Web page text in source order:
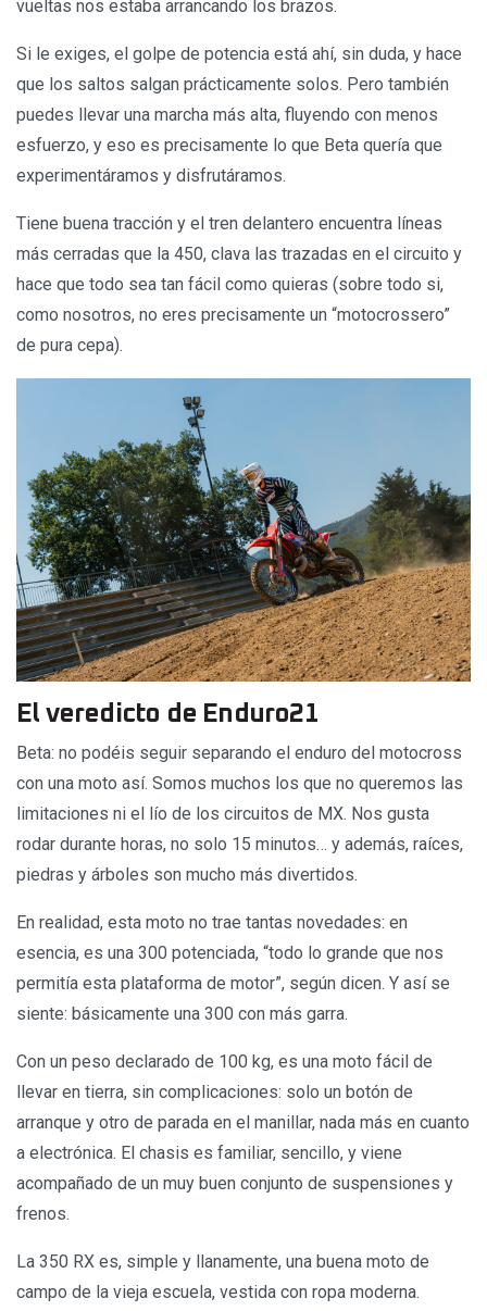
vueltas nos estaba arrancando los brazos.
Si le exiges, el golpe de potencia está ahí, sin duda, y hace
que los saltos salgan prácticamente solos. Pero también
puedes llevar una marcha más alta, fluyendo con menos
esfuerzo, y eso es precisamente lo que Beta quería que
experimentáramos y disfrutáramos.
Tiene buena tracción y el tren delantero encuentra líneas
más cerradas que la 450, clava las trazadas en el circuito y
hace que todo sea tan fácil como quieras (sobre todo si,
como nosotros, no eres precisamente un “motocrossero”
de pura cepa).
El veredicto de Enduro21
Beta: no podéis seguir separando el enduro del motocross
con una moto así. Somos muchos los que no queremos las
limitaciones ni el lío de los circuitos de MX. Nos gusta
rodar durante horas, no solo 15 minutos… y además, raíces,
piedras y árboles son mucho más divertidos.
En realidad, esta moto no trae tantas novedades: en
esencia, es una 300 potenciada, “todo lo grande que nos
permitía esta plataforma de motor”, según dicen. Y así se
siente: básicamente una 300 con más garra.
Con un peso declarado de 100 kg, es una moto fácil de
llevar en tierra, sin complicaciones: solo un botón de
arranque y otro de parada en el manillar, nada más en cuanto
a electrónica. El chasis es familiar, sencillo, y viene
acompañado de un muy buen conjunto de suspensiones y
frenos.
La 350 RX es, simple y llanamente, una buena moto de
campo de la vieja escuela, vestida con ropa moderna.